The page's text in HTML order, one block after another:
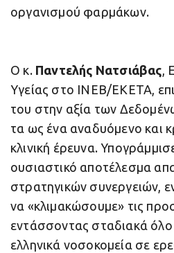
οργανισμού φαρμάκων.
Ο κ. Παντελής Νατσιάβας,
Υγείας στο ΙΝΕΒ/ΕΚΕΤΑ,
του στην αξία των
τα ως ένα αναδυόμενο και
κλινική έρευνα.
ουσιαστικό αποτέλεσμα
στρατηγικών συνεργειών,
να «κλιμακώσουμε» τις
εντάσσοντας σταδιακά
ελληνικά νοσοκομεία σε